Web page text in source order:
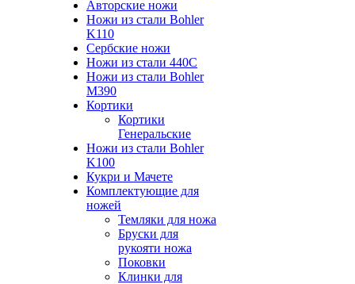
Авторские ножи
Ножи из стали Bohler
K110
Сербские ножи
Ножи из стали 440С
Ножи из стали Bohler
M390
Кортики
Кортики
Генеральские
Ножи из стали Bohler
K100
Кукри и Мачете
Комплектующие для
ножей
Темляки для ножа
Бруски для
рукояти ножа
Поковки
Клинки для